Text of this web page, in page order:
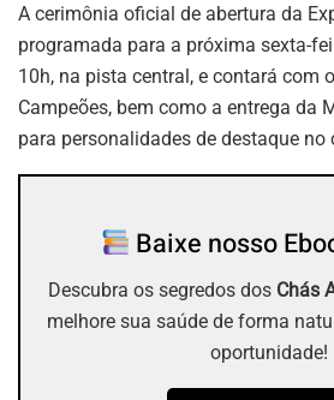
A cerimônia oficial de abertura da
programada para a próxima sexta-
10h, na pista central, e contará com
Campeões, bem como a entrega da
para personalidades de destaque no
Baixe nosso
Descubra os segredos dos Chás
melhore sua saúde de forma
oportunidade!